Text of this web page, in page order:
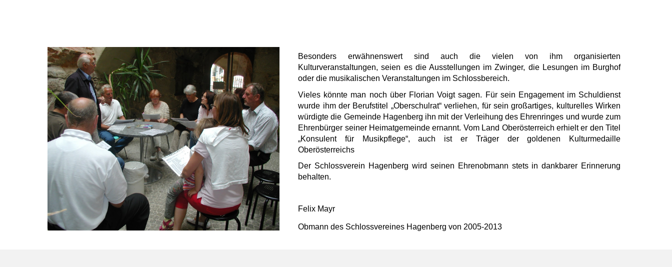
Besonders erwähnenswert sind auch die vielen von ihm organisierten
Kulturveranstaltungen, seien es die Ausstellungen im Zwinger, die Lesungen im Burghof
oder die musikalischen Veranstaltungen im Schlossbereich.
Vieles könnte man noch über Florian Voigt sagen. Für sein Engagement im Schuldienst
wurde ihm der Berufstitel „Oberschulrat“ verliehen, für sein großartiges, kulturelles Wirken
würdigte die Gemeinde Hagenberg ihn mit der Verleihung des Ehrenringes und wurde zum
Ehrenbürger seiner Heimatgemeinde ernannt. Vom Land Oberösterreich erhielt er den Titel
„Konsulent für Musikpflege“, auch ist er Träger der goldenen Kulturmedaille
Oberösterreichs
Der Schlossverein Hagenberg wird seinen Ehrenobmann stets in dankbarer Erinnerung
behalten.
Felix Mayr
Obmann des Schlossvereines Hagenberg von 2005-2013